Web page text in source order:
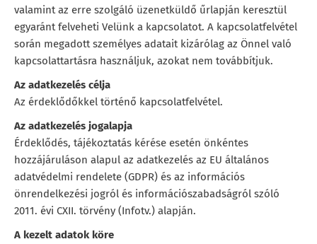
valamint az erre szolgáló üzenetküldő űrlapján keresztül
egyaránt felveheti Velünk a kapcsolatot. A kapcsolatfelvétel
során megadott személyes adatait kizárólag az Önnel való
kapcsolattartásra használjuk, azokat nem továbbítjuk.
Az adatkezelés célja
Az érdeklődőkkel történő kapcsolatfelvétel.
Az adatkezelés jogalapja
Érdeklődés, tájékoztatás kérése esetén önkéntes
hozzájáruláson alapul az adatkezelés az EU általános
adatvédelmi rendelete (GDPR) és az információs
önrendelkezési jogról és információszabadságról szóló
2011. évi CXII. törvény (Infotv.) alapján.
A kezelt adatok köre